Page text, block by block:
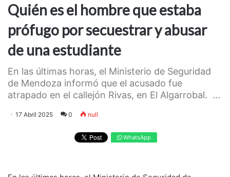
Quién es el hombre que estaba
prófugo por secuestrar y abusar
de una estudiante
En las últimas horas, el Ministerio de Seguridad
de Mendoza informó que el acusado fue
atrapado en el callejón Rivas, en El Algarrobal. ...
17 Abril 2025 0 null
WhatsApp